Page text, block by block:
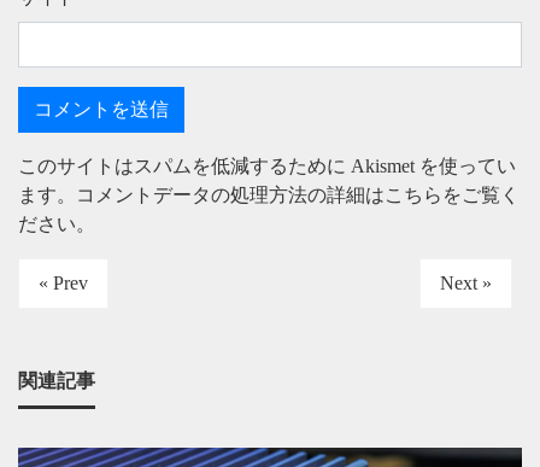
このサイトはスパムを低減するために Akismet を使ってい
ます。
コメントデータの処理方法の詳細はこちらをご覧く
ださい。
« Prev Next »
関連記事